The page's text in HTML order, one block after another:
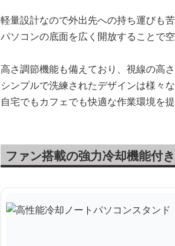
軽量設計なので外出先への持ち運びも苦
パソコンの底面を広く開放することで
高さ調節機能も備えており、視線の高
シンプルで洗練されたデザインは様々
自宅でもカフェでも快適な作業環境を
ファン搭載の強力冷却機能付